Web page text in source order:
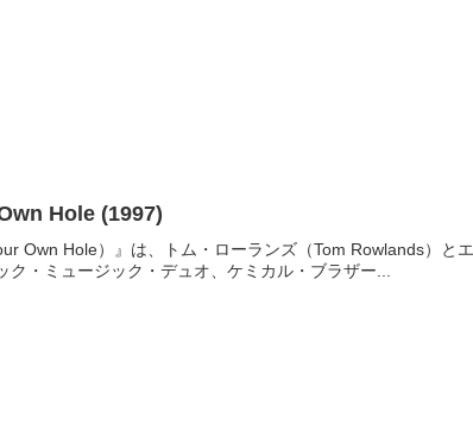
Hole (1997)
Own Hole）』は、トム・ローランズ（Tom Rowlands）と
・ミュージック・デュオ、ケミカル・ブラザー...